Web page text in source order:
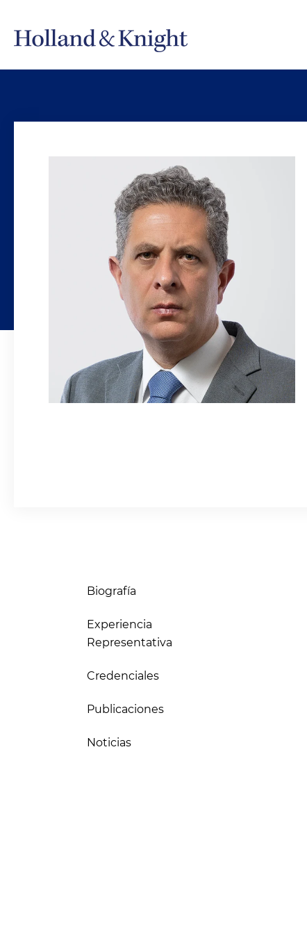
Biografía
Experiencia
Representativa
Credenciales
Publicaciones
Noticias